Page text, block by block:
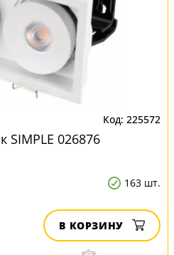
225572
SIMPLE 026876
163 шт.
В КОРЗИНУ